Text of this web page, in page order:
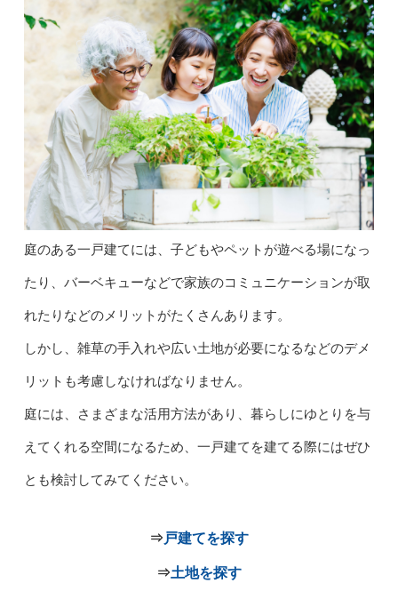
庭のある一戸建てには、子どもやペットが遊べる場になっ
たり、バーベキューなどで家族のコミュニケーションが取
れたりなどのメリットがたくさんあります。
しかし、雑草の手入れや広い土地が必要になるなどのデメ
リットも考慮しなければなりません。
庭には、さまざまな活用方法があり、暮らしにゆとりを与
えてくれる空間になるため、一戸建てを建てる際にはぜひ
とも検討してみてください。
⇒ 戸建てを探す
⇒土地を探す